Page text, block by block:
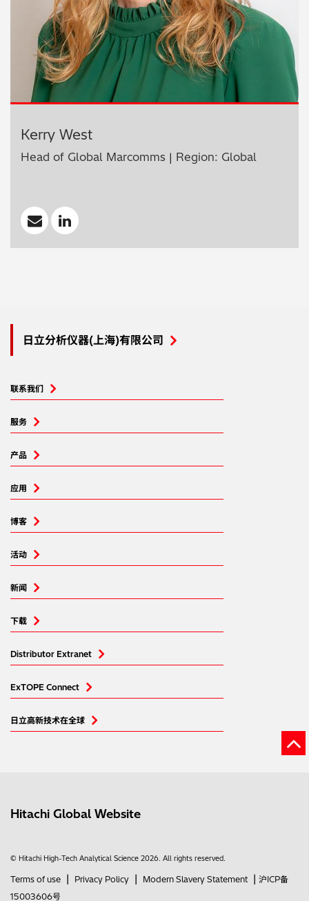
Kerry West
Head of Global Marcomms | Region: Global
日立分析仪器(上海)有限公司
联系我们
服务
产品
应用
博客
活动
新闻
下载
Distributor Extranet
ExTOPE Connect
日立高新技术在全球
Hitachi Global Website
© Hitachi High-Tech Analytical Science 2026. All rights reserved.
Terms of use | Privacy Policy | Modern Slavery Statement | 沪ICP备
15003606号